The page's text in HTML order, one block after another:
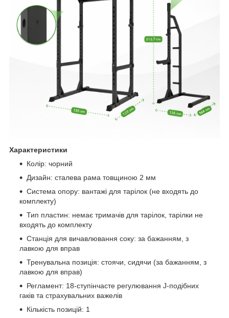
Характеристики
Колір: чорний
Дизайн: сталева рама товщиною 2 мм
Система опору: вантажі для тарілок (не входять до
комплекту)
Тип пластин: немає тримачів для тарілок, тарілки не
входять до комплекту
Станція для вичавлювання соку: за бажанням, з
лавкою для вправ
Тренувальна позиція: стоячи, сидячи (за бажанням, з
лавкою для вправ)
Регламент: 18-ступінчасте регулювання J-подібних
гаків та страхувальних важелів
Кількість позицій: 1